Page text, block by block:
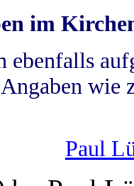
im
wie
Paul